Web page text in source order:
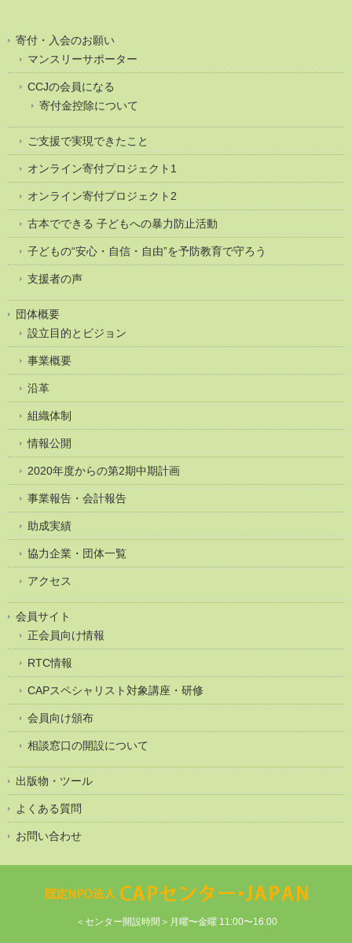
寄付・入会のお願い
マンスリーサポーター
CCJの会員になる
寄付金控除について
ご支援で実現できたこと
オンライン寄付プロジェクト1
オンライン寄付プロジェクト2
古本でできる 子どもへの暴力防止活動
子どもの“安心・自信・自由”を予防教育で守ろう
支援者の声
団体概要
設立目的とビジョン
事業概要
沿革
組織体制
情報公開
2020年度からの第2期中期計画
事業報告・会計報告
助成実績
協力企業・団体一覧
アクセス
会員サイト
正会員向け情報
RTC情報
CAPスペシャリスト対象講座・研修
会員向け頒布
相談窓口の開設について
出版物・ツール
よくある質問
お問い合わせ
＜センター開設時間＞月曜〜金曜 11:00〜16:00